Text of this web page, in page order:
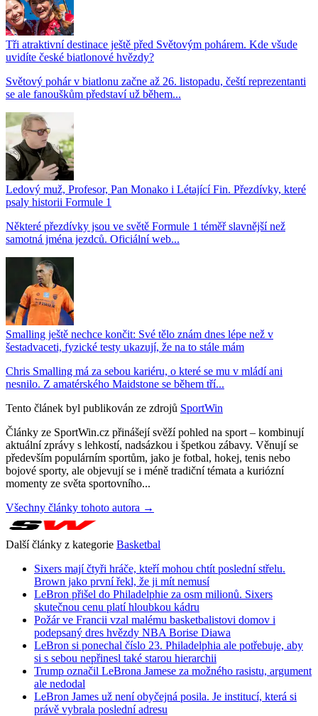
Tři atraktivní destinace ještě před Světovým pohárem. Kde všude
uvidíte české biatlonové hvězdy?
Světový pohár v biatlonu začne až 26. listopadu, čeští reprezentanti
se ale fanouškům představí už během...
Ledový muž, Profesor, Pan Monako i Létající Fin. Přezdívky, které
psaly historii Formule 1
Některé přezdívky jsou ve světě Formule 1 téměř slavnější než
samotná jména jezdců. Oficiální web...
Smalling ještě nechce končit: Své tělo znám dnes lépe než v
šestadvaceti, fyzické testy ukazují, že na to stále mám
Chris Smalling má za sebou kariéru, o které se mu v mládí ani
nesnilo. Z amatérského Maidstone se během tří...
Tento článek byl publikován ze zdrojů SportWin
Články ze SportWin.cz přinášejí svěží pohled na sport – kombinují
aktuální zprávy s lehkostí, nadsázkou i špetkou zábavy. Věnují se
především populárním sportům, jako je fotbal, hokej, tenis nebo
bojové sporty, ale objevují se i méně tradiční témata a kuriózní
momenty ze světa sportovního...
Všechny články tohoto autora →
Další články z kategorie Basketbal
Sixers mají čtyři hráče, kteří mohou chtít poslední střelu.
Brown jako první řekl, že ji mít nemusí
LeBron přišel do Philadelphie za osm milionů. Sixers
skutečnou cenu platí hloubkou kádru
Požár ve Francii vzal malému basketbalistovi domov i
podepsaný dres hvězdy NBA Borise Diawa
LeBron si ponechal číslo 23. Philadelphia ale potřebuje, aby
si s sebou nepřinesl také starou hierarchii
Trump označil LeBrona Jamese za možného rasistu, argument
ale nedodal
LeBron James už není obyčejná posila. Je institucí, která si
právě vybrala poslední adresu